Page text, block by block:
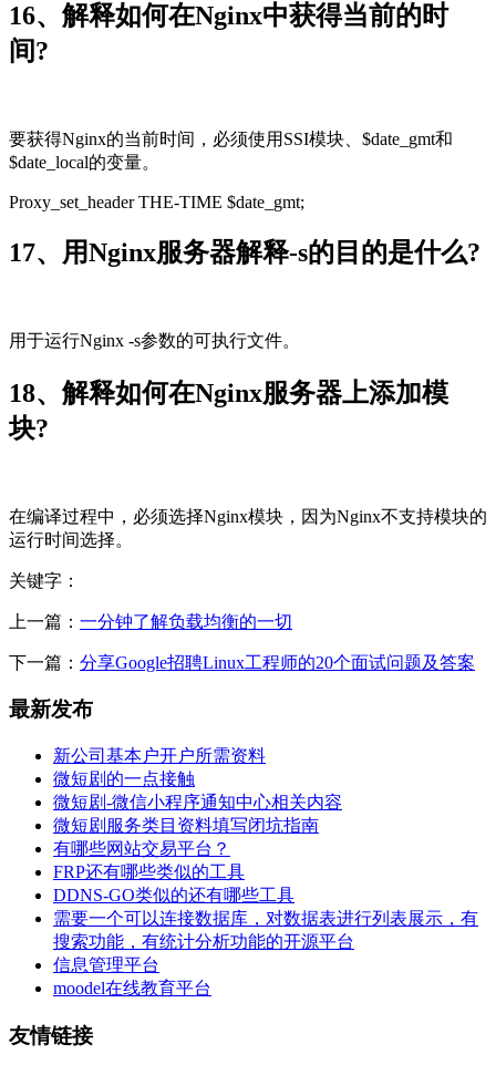
16、解释如何在Nginx中获得当前的时
间?
要获得Nginx的当前时间，必须使用SSI模块、$date_gmt和
$date_local的变量。
Proxy_set_header THE-TIME $date_gmt;
17、用Nginx服务器解释-s的目的是什么?
用于运行Nginx -s参数的可执行文件。
18、解释如何在Nginx服务器上添加模
块?
在编译过程中，必须选择Nginx模块，因为Nginx不支持模块的
运行时间选择。
关键字 ：
上一篇： 一分钟了解负载均衡的一切
下一篇： 分享Google招聘Linux工程师的20个面试问题及答案
最新发布
新公司基本户开户所需资料
微短剧的一点接触
微短剧-微信小程序通知中心相关内容
微短剧服务类目资料填写闭坑指南
有哪些网站交易平台？
FRP还有哪些类似的工具
DDNS-GO类似的还有哪些工具
需要一个可以连接数据库，对数据表进行列表展示，有
搜索功能，有统计分析功能的开源平台
信息管理平台
moodel在线教育平台
友情链接